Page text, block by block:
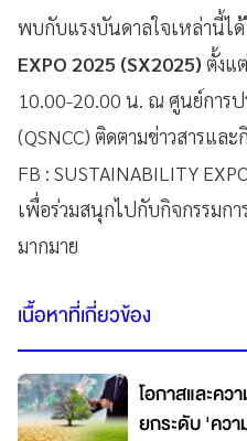
พบกับแรงบันดาลใจเหล่านี้ได้
EXPO 2025 (SX2025) ตั้งแ
10.00-20.00 น. ณ ศูนย์การ
(QSNCC) ติดตามข่าวสารและ
FB : SUSTAINABILITY
เพื่อร่วมสนุกไปกับกิจกรรมกา
มากมาย
เนื้อหาที่เกี่ยวข้อง
โอกาสและคว
ยกระดับ 'คว